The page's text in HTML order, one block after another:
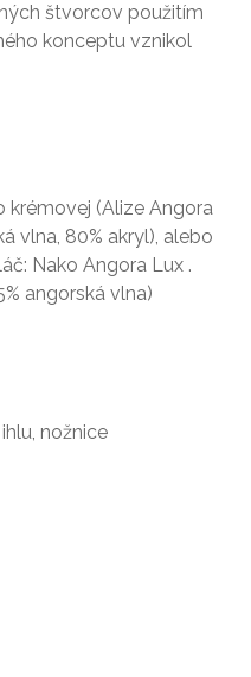
štvorcov použitím
konceptu vznikol
krémovej (Alize Angora
vlna, 80% akryl), alebo
Nako Angora Lux .
angorská vlna)
nožnice